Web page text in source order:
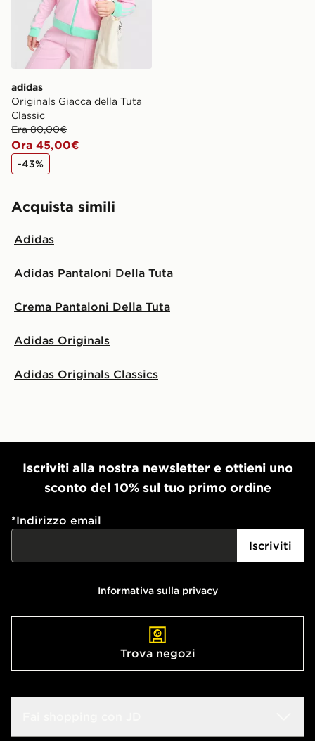
adidas
Originals Giacca della Tuta
Classic
Era 80,00€
Ora 45,00€
-43%
Acquista simili
Adidas
Adidas Pantaloni Della Tuta
Crema Pantaloni Della Tuta
Adidas Originals
Adidas Originals Classics
Iscriviti alla nostra newsletter e ottieni uno
sconto del 10% sul tuo primo ordine
*Indirizzo email
Iscriviti
Informativa sulla privacy
Trova negozi